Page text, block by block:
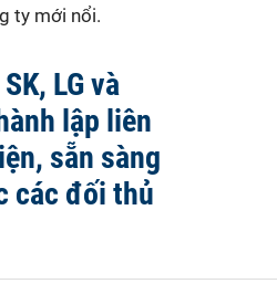
ty mới nổi.
LG và
lập liên
sẵn sàng
các đối thủ